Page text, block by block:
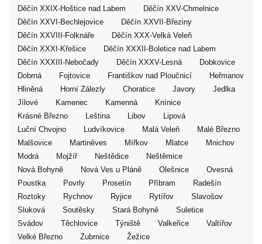
Děčín XXIX-Hoštice nad Labem
Děčín XXV-Chmelnice
Děčín XXVI-Bechlejovice
Děčín XXVII-Březiny
Děčín XXVIII-Folknáře
Děčín XXX-Velká Veleň
Děčín XXXI-Křešice
Děčín XXXII-Boletice nad Labem
Děčín XXXIII-Nebočady
Děčín XXXV-Lesná
Dobkovice
Dobrná
Fojtovice Františkov nad Ploučnicí
Heřmanov
Hliněná
Horní Zálezly Choratice Javory
Jedlka
Jílové
Kamenec Kamenná
Knínice
Krásné Březno
Leština Libov
Lipová
Luční Chvojno
Ludvíkovice Malá Veleň
Malé Březno
Malšovice
Martiněves Mířkov Mlatce
Mnichov
Modrá
Mojžíř Neštědice
Neštěmice
Nová Bohyně
Nová Ves u Pláně Olešnice
Ovesná
Poustka
Povrly Prosetín Příbram
Radešín
Roztoky
Rychnov Ryjice Rytířov
Slavošov
Sluková
Soutěsky Stará Bohyně
Suletice
Svádov
Těchlovice Týniště Valkeřice
Valtířov
Velké Březno
Zubrnice Žežice